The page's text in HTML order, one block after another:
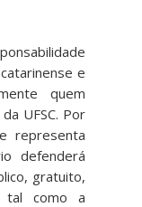
e
quem
UFSC. Por
representa
defenderá
gratuito,
tal como a